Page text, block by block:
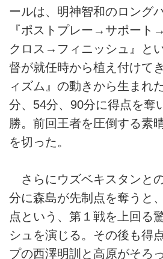
ールは、明神智和のロング
『ポストプレー→サポー
クロス→フィニッシュ』と
督が就任時から植え付けて
ィズム』の動きから生まれ
分、54分、90分に得点を奪
勝。前回王者を圧倒する素
を切った。
さらにウズベキスタンと
分に森島が先制点を奪うと
点という、第１戦を上回る
シュを演じる。その後も得
プの西澤明訓と高原がそろ